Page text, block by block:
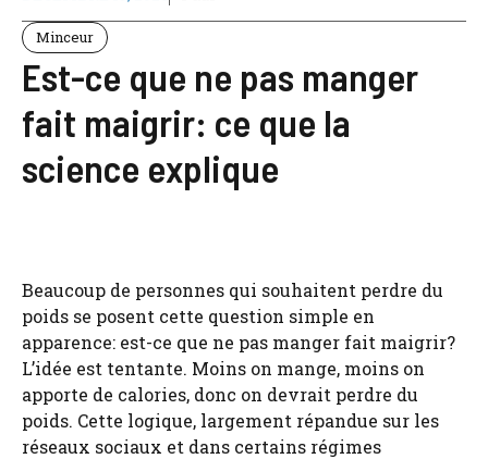
Minceur
Est-ce que ne pas manger
fait maigrir: ce que la
science explique
Beaucoup de personnes qui souhaitent perdre du
poids se posent cette question simple en
apparence: est-ce que ne pas manger fait maigrir?
L’idée est tentante. Moins on mange, moins on
apporte de calories, donc on devrait perdre du
poids. Cette logique, largement répandue sur les
réseaux sociaux et dans certains régimes